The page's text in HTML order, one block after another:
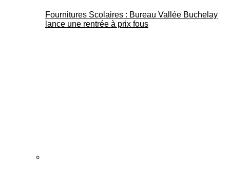
Fournitures Scolaires : Bureau Vallée Buchelay
lance une rentrée à prix fous